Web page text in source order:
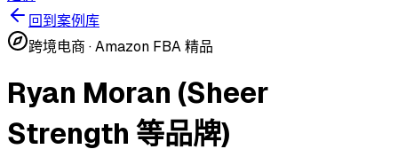
回到案例库
跨境电商 ·Amazon FBA 精品
Ryan Moran (Sheer
Strength 等品牌)